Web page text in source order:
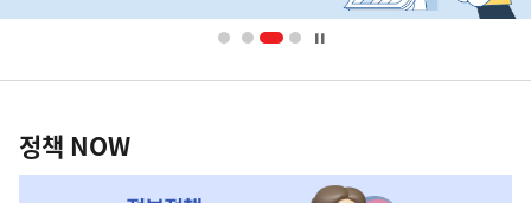
영
책
NOW,
정책 NOW